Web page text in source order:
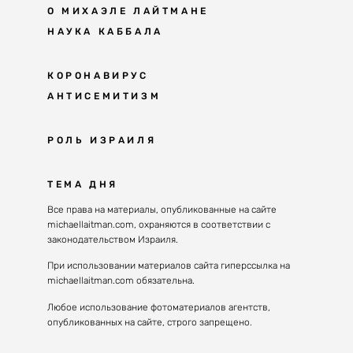
О МИХАЭЛЕ ЛАЙТМАНЕ
НАУКА КАББАЛА
Мудрость каббалы
Каббала сегодня
Великие каббалисты
Духовные состояния
Конгрессы каббалы
Каббалистическая музыка
Духовные состояния
КОРОНАВИРУС
АНТИСЕМИТИЗМ
Антисемитизм в современном мире
Решение
РОЛЬ ИЗРАИЛЯ
Почему евреи
Израиль сегодня
Избраны служить миру
ТЕМА ДНЯ
Все права на материалы, опубликованные на сайте
michaellaitman.com, охраняются в соответствии с
законодательством Израиля.
При использовании материалов сайта гиперссылка на
michaellaitman.com обязательна.
Любое использование фотоматериалов агентств,
опубликованных на сайте, строго запрещено.